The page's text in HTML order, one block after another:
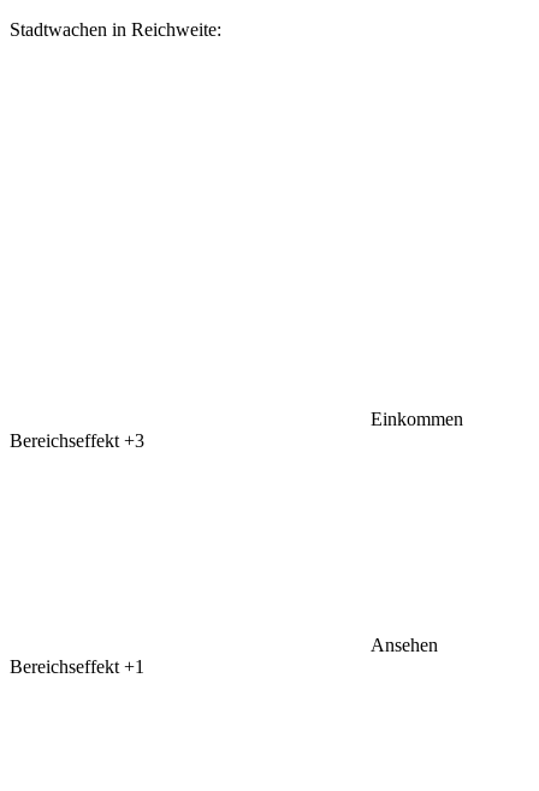
Stadtwachen in Reichweite:
Einkommen
Bereichseffekt +3
Ansehen
Bereichseffekt +1